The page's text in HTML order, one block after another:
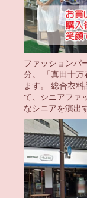
ファッションパ
分。 「真田十万
ます。 総合衣
て、シニアファ
なシニアを演出